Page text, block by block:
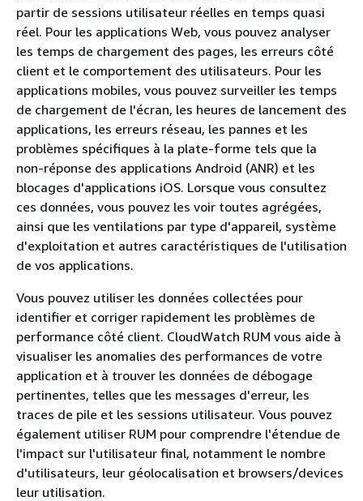
partir de sessions utilisateur réelles en temps quasi
réel. Pour les applications Web, vous pouvez analyser
les temps de chargement des pages, les erreurs côté
client et le comportement des utilisateurs. Pour les
applications mobiles, vous pouvez surveiller les temps
de chargement de l'écran, les heures de lancement des
applications, les erreurs réseau, les pannes et les
problèmes spécifiques à la plate-forme tels que la
non-réponse des applications Android (ANR) et les
blocages d'applications iOS. Lorsque vous consultez
ces données, vous pouvez les voir toutes agrégées,
ainsi que les ventilations par type d'appareil, système
d'exploitation et autres caractéristiques de l'utilisation
de vos applications.
Vous pouvez utiliser les données collectées pour
identifier et corriger rapidement les problèmes de
performance côté client. CloudWatch RUM vous aide à
visualiser les anomalies des performances de votre
application et à trouver les données de débogage
pertinentes, telles que les messages d'erreur, les
traces de pile et les sessions utilisateur. Vous pouvez
également utiliser RUM pour comprendre l'étendue de
l'impact sur l'utilisateur final, notamment le nombre
d'utilisateurs, leur géolocalisation et browsers/devices
leur utilisation.